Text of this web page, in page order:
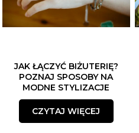
JAK ŁĄCZYĆ BIŻUTERIĘ?
POZNAJ SPOSOBY NA
MODNE STYLIZACJE
CZYTAJ WIĘCEJ